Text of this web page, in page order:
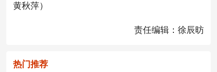
黄秋萍）
责任编辑：徐辰昉
热门推荐